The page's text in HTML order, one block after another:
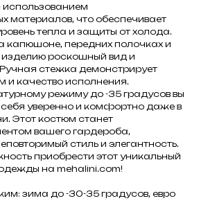
материалов, что обеспечивает
тепла и защиты от холода.
капюшоне, передних полочках и
роскошный вид и
стежка демонстрирует
и качество исполнения.
режиму до -35 градусов вы
себя уверенно и комфортно даже в
Этот костюм станет
вашего гардероба,
стиль и элегантность.
приобрести этот уникальный
на mehalini.com!
зима до -30-35 градусов, евро